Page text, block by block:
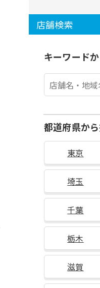
店舗検索
キーワード
都道府県か
東京
埼玉
千葉
栃木
滋賀